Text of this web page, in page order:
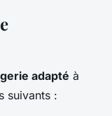
adapté à
suivants :